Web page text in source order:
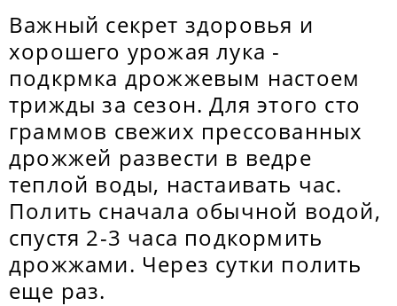
Важный секрет здоровья и
хорошего урожая лука -
подкрмка дрожжевым настоем
трижды за сезон. Для этого сто
граммов свежих прессованных
дрожжей развести в ведре
теплой воды, настаивать час.
Полить сначала обычной водой,
спустя 2-3 часа подкормить
дрожжами. Через сутки полить
еще раз.